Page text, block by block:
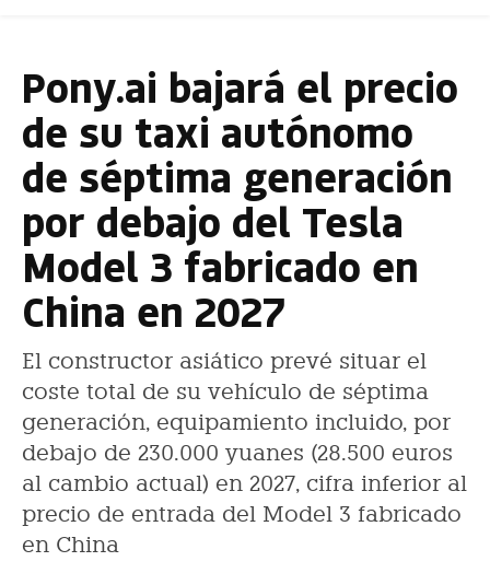
Pony.ai bajará el precio
de su taxi autónomo
de séptima generación
por debajo del Tesla
Model 3 fabricado en
China en 2027
El constructor asiático prevé situar el
coste total de su vehículo de séptima
generación, equipamiento incluido, por
debajo de 230.000 yuanes (28.500 euros
al cambio actual) en 2027, cifra inferior al
precio de entrada del Model 3 fabricado
en China